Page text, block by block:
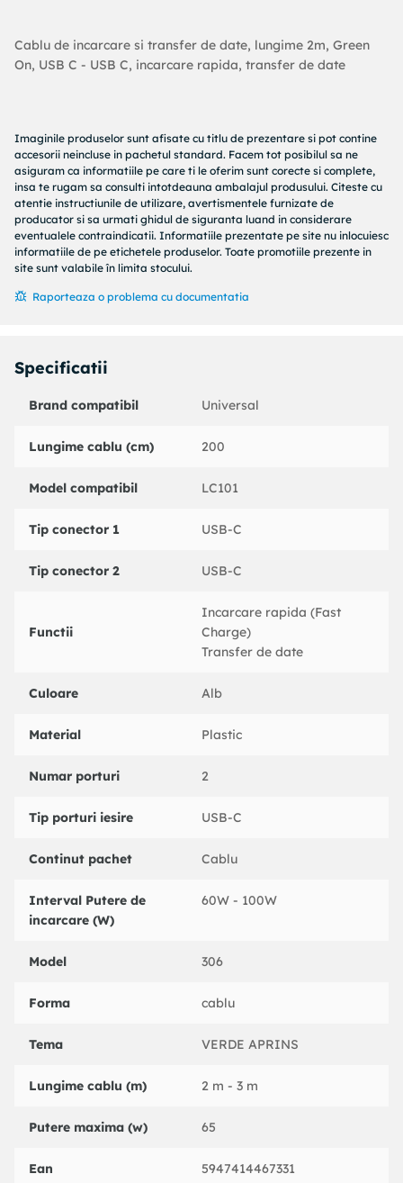
Cablu de incarcare si transfer de date, lungime 2m, Green
On, USB C - USB C, incarcare rapida, transfer de date
Imaginile produselor sunt afisate cu titlu de prezentare si pot contine
accesorii neincluse in pachetul standard. Facem tot posibilul sa ne
asiguram ca informatiile pe care ti le oferim sunt corecte si complete,
insa te rugam sa consulti intotdeauna ambalajul produsului. Citeste cu
atentie instructiunile de utilizare, avertismentele furnizate de
producator si sa urmati ghidul de siguranta luand in considerare
eventualele contraindicatii. Informatiile prezentate pe site nu inlocuiesc
informatiile de pe etichetele produselor. Toate promotiile prezente in
site sunt valabile în limita stocului.
Raporteaza o problema cu documentatia
Specificatii
Brand compatibil Universal
Lungime cablu (cm) 200
Model compatibil LC101
Tip conector 1 USB-C
Tip conector 2 USB-C
Functii
Incarcare rapida (Fast
Charge)
Transfer de date
Culoare Alb
Material Plastic
Numar porturi 2
Tip porturi iesire USB-C
Continut pachet Cablu
Interval Putere de
incarcare (W)
60W - 100W
Model 306
Forma cablu
Tema VERDE APRINS
Lungime cablu (m) 2 m - 3 m
Putere maxima (w) 65
Ean 5947414467331